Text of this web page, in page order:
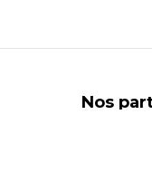
en
Nos